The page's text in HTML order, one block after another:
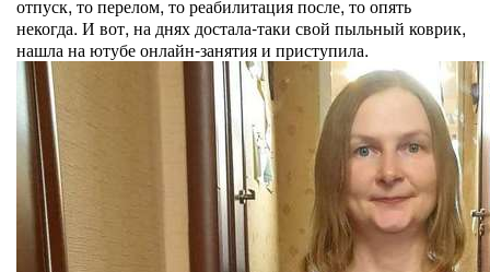
отпуск, то перелом, то реабилитация после, то опять
некогда. И вот, на днях достала-таки свой пыльный коврик,
нашла на ютубе онлайн-занятия и приступила.